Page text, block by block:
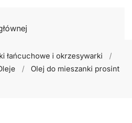
łańcuchowe i okrzesywarki
Olej do mieszanki prosint